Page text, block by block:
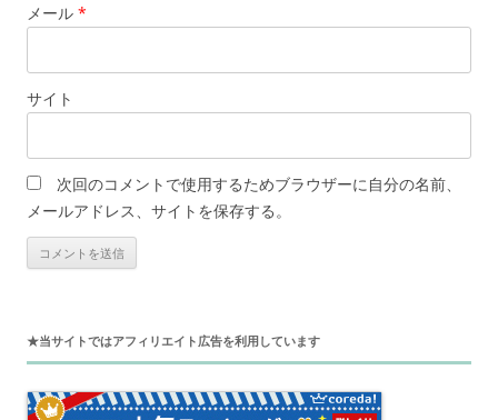
メール *
サイト
次回のコメントで使用するためブラウザーに自分の名前、
メールアドレス、サイトを保存する。
★当サイトではアフィリエイト広告を利用しています